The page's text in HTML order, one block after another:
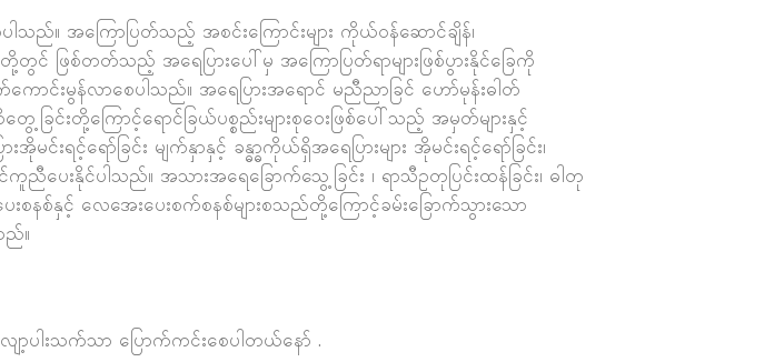
ည်။ အကြောပြတ်သည့် အစင်းကြောင်းများ ကိုယ်ဝန်ဆောင်ချိန်၊
င် ဖြစ်တတ်သည့် အရေပြားပေါ်မှ အကြောပြတ်ရာများဖြစ်ပွားနိုင်ခြေကို
ကောင်းမွန်လာစေပါသည်။ အရေပြားအရောင် မညီညာခြင် ဟော်မုန်းဓါတ်
ြင်းတို့ကြောင့်ရောင်ခြယ်ပစ္စည်းများစုဝေးဖြစ်ပေါ်သည့် အမှတ်များနှင့်
ရော်ခြင်း မျက်နှာနှင့် ခန္ဓ္ဓာကိုယ်ရှိအရေပြားများ အိုမင်းရင့်ရော်ခြင်း၊
ကူညီပေးနိုင်ပါသည်။ အသားအရေခြောက်သွေ့ခြင်း ၊ ရာသီဥတုပြင်းထန်ခြင်း၊ ဓါတု
ပေးစနစ်နှင့် လေအေးပေးစက်စနစ်များစသည်တို့ကြောင့်ခမ်းခြောက်သွားသော
ည်။
ော့ပါးသက်သာ ပြောက်ကင်းစေပါတယ်နော် .